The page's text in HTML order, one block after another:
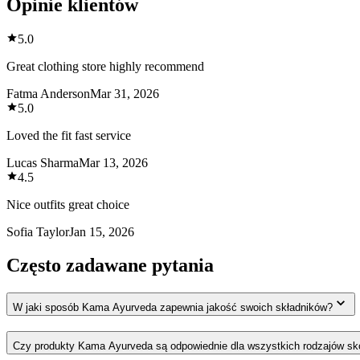
Opinie klientów
5.0
Great clothing store highly recommend
Fatma AndersonMar 31, 2026
5.0
Loved the fit fast service
Lucas SharmaMar 13, 2026
4.5
Nice outfits great choice
Sofia TaylorJan 15, 2026
Często zadawane pytania
W jaki sposób Kama Ayurveda zapewnia jakość swoich składników?
Czy produkty Kama Ayurveda są odpowiednie dla wszystkich rodzajów